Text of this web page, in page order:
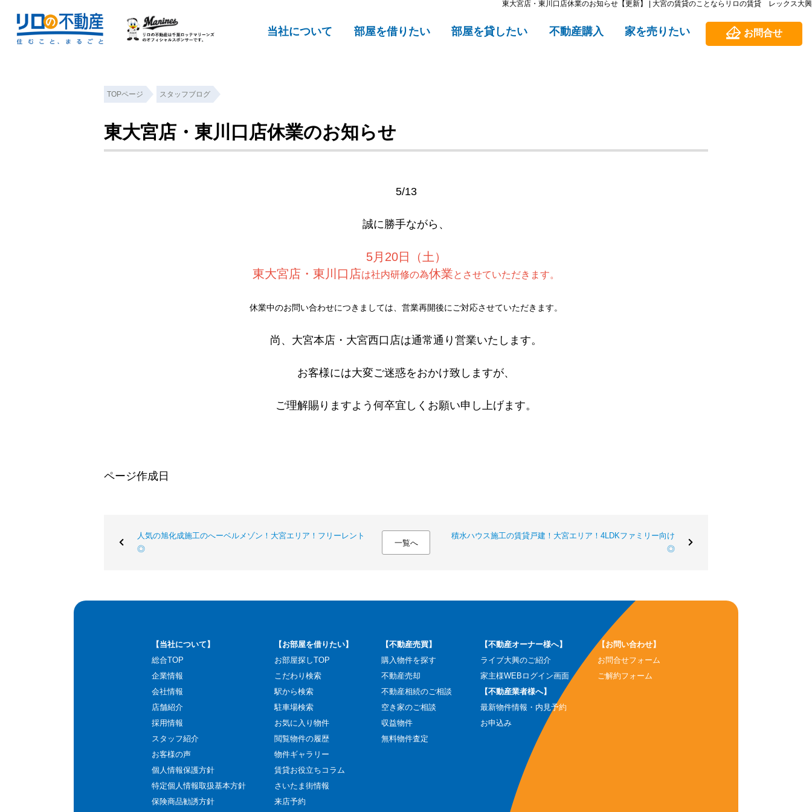
東大宮店・東川口店休業のお知らせ【更新】 | 大宮の賃貸のことならリロの賃貸 レックス大興
当社について 部屋を借りたい 部屋を貸したい 不動産購入 家を売りたい お問合せ
TOPページ スタッフブログ
東大宮店・東川口店休業のお知らせ
5/13
誠に勝手ながら、
5月20日（土）
東大宮店・東川口店は社内研修の為休業とさせていただきます。
休業中のお問い合わせにつきましては、営業再開後にご対応させていただきます。
尚、大宮本店・大宮西口店は通常通り営業いたします。
お客様には大変ご迷惑をおかけ致しますが、
ご理解賜りますよう何卒宜しくお願い申し上げます。
ページ作成日
人気の旭化成施工のへーベルメゾン！大宮エリア！フリーレント
◎
一覧へ
積水ハウス施工の賃貸戸建！大宮エリア！4LDKファミリー向け
◎
【当社について】
総合TOP
企業情報
会社情報
店舗紹介
採用情報
スタッフ紹介
お客様の声
個人情報保護方針
特定個人情報取扱基本方針
保険商品勧誘方針
【お部屋を借りたい】
お部屋探しTOP
こだわり検索
駅から検索
駐車場検索
お気に入り物件
閲覧物件の履歴
物件ギャラリー
賃貸お役立ちコラム
さいたま街情報
来店予約
【不動産売買】
購入物件を探す
不動産売却
不動産相続のご相談
空き家のご相談
収益物件
無料物件査定
【不動産オーナー様へ】
ライブ大興のご紹介
家主様WEBログイン画面
【不動産業者様へ】
最新物件情報・内見予約
お申込み
【お問い合わせ】
お問合せフォーム
ご解約フォーム